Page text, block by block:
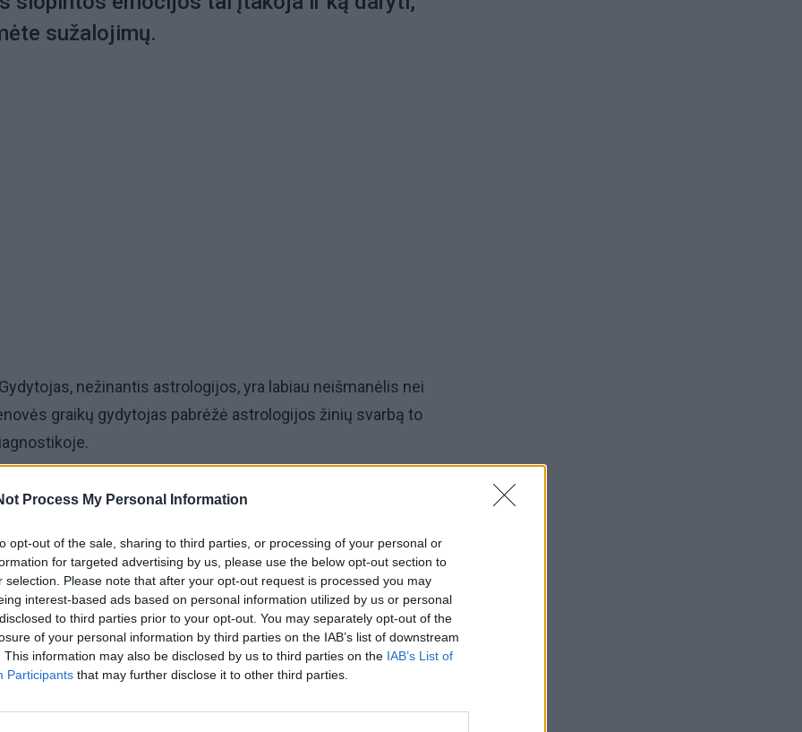
Process My Personal Information
opt-out of the sale, sharing to third parties, or processing of your personal or
for targeted advertising by us, please use the below opt-out section to
selection. Please note that after your opt-out request is processed you may
interest-based ads based on personal information utilized by us or personal
to third parties prior to your opt-out. You may separately opt-out of the
of your personal information by third parties on the IAB’s list of downstream
This information may also be disclosed by us to third parties on the IAB’s List of
Participants that may further disclose it to other third parties.
sužalojimų.
nežinantis astrologijos, yra labiau neišmanėlis nei
graikų gydytojas pabrėžė astrologijos žinių svarbą to
gydytojai naudojo klasifikaciją, pagal kurią kiekvienai